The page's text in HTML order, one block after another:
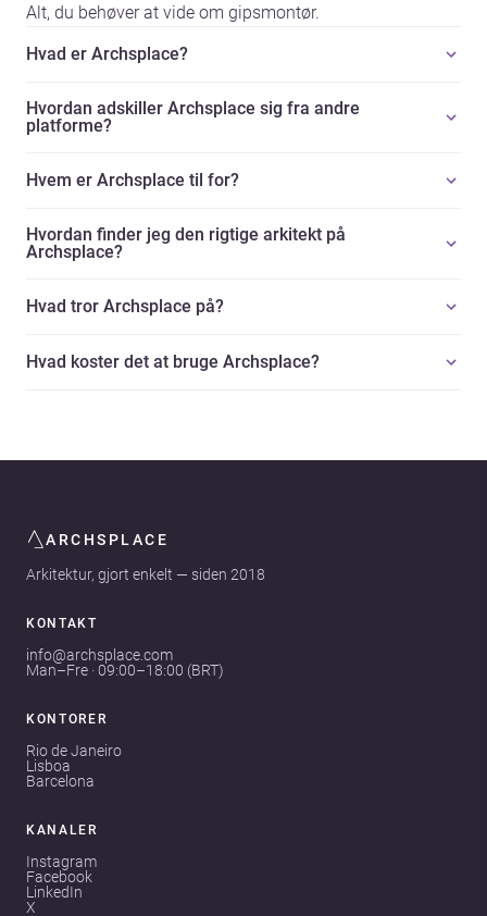
Alt, du behøver at vide om gipsmontør.
Hvad er Archsplace?
Hvordan adskiller Archsplace sig fra andre
platforme?
Hvem er Archsplace til for?
Hvordan finder jeg den rigtige arkitekt på
Archsplace?
Hvad tror Archsplace på?
Hvad koster det at bruge Archsplace?
ARCHSPLACE
Arkitektur, gjort enkelt — siden 2018
KONTAKT
info@archsplace.com
Man–Fre · 09:00–18:00 (BRT)
KONTORER
Rio de Janeiro
Lisboa
Barcelona
KANALER
Instagram
Facebook
LinkedIn
X